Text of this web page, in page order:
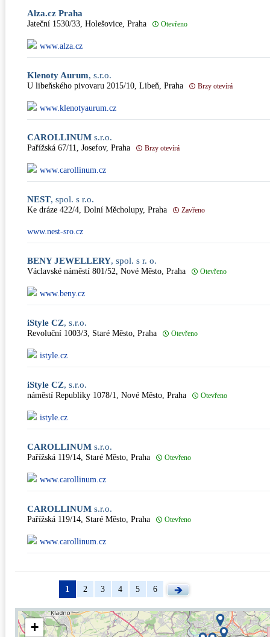
Alza.cz Praha
Jateční 1530/33, Holešovice, Praha Otevřeno
www.alza.cz
Klenoty Aurum, s.r.o.
U libeňského pivovaru 2015/10, Libeň, Praha Brzy otevírá
www.klenotyaurum.cz
CAROLLINUM s.r.o.
Pařížská 67/11, Josefov, Praha Brzy otevírá
www.carollinum.cz
NEST, spol. s r.o.
Ke dráze 422/4, Dolní Měcholupy, Praha Zavřeno
www.nest-sro.cz
BENY JEWELLERY, spol. s r. o.
Václavské náměstí 801/52, Nové Město, Praha Otevřeno
www.beny.cz
iStyle CZ, s.r.o.
Revoluční 1003/3, Staré Město, Praha Otevřeno
istyle.cz
iStyle CZ, s.r.o.
náměstí Republiky 1078/1, Nové Město, Praha Otevřeno
istyle.cz
CAROLLINUM s.r.o.
Pařížská 119/14, Staré Město, Praha Otevřeno
www.carollinum.cz
CAROLLINUM s.r.o.
Pařížská 119/14, Staré Město, Praha Otevřeno
www.carollinum.cz
1 2 3 4 5 6
+